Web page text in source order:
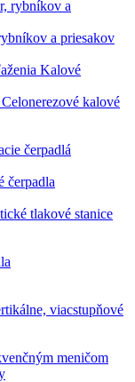
a priesakov
Kalové
Celonerezové kalové
čerpadlá
čerpadla
tlakové stanice
viacstupňové
meničom